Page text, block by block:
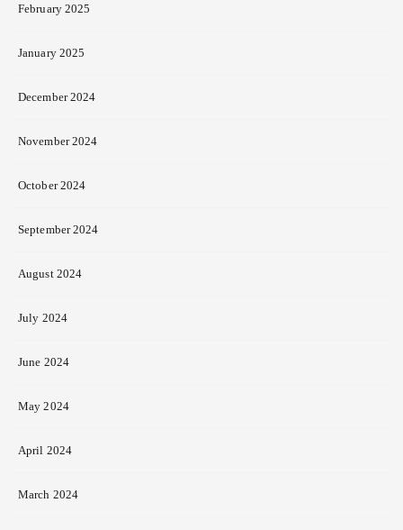
February 2025
January 2025
December 2024
November 2024
October 2024
September 2024
August 2024
July 2024
June 2024
May 2024
April 2024
March 2024